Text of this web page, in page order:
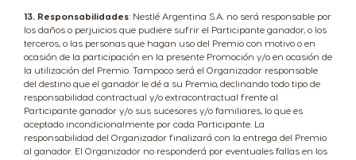
13. Responsabilidades: Nestlé Argentina S.A. no será responsable por
los daños o perjuicios que pudiere sufrir el Participante ganador, o los
terceros, o las personas que hagan uso del Premio con motivo o en
ocasión de la participación en la presente Promoción y/o en ocasión de
la utilización del Premio. Tampoco será el Organizador responsable
del destino que el ganador le dé a su Premio, declinando todo tipo de
responsabilidad contractual y/o extracontractual frente al
Participante ganador y/o sus sucesores y/o familiares, lo que es
aceptado incondicionalmente por cada Participante. La
responsabilidad del Organizador finalizará con la entrega del Premio
al ganador. El Organizador no responderá por eventuales fallas en los